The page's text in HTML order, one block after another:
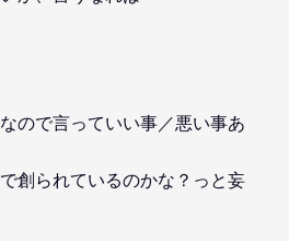
ので言っていい事／悪い事あ
創られているのかな？っと妄